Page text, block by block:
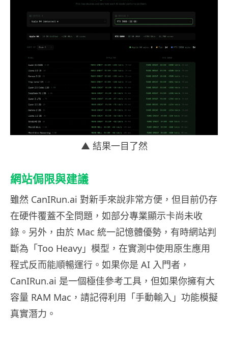
▲ 結果一目了然
網站侷限與建議
雖然 CanIRun.ai 對新手來說非常方便，但目前仍存
在硬件覆蓋不全問題，如部分專業顯示卡尚未收
錄。另外，由於 Mac 統一記憶體優勢，有時網站判
斷為「Too Heavy」模型，在實測中使用原生應用
程式反而能順暢運行。如果你是 AI 入門者，
CanIRun.ai 是一個極佳參考工具，但如果你擁有大
容量 RAM Mac，請記得利用「手動輸入」功能模擬
真實潛力。